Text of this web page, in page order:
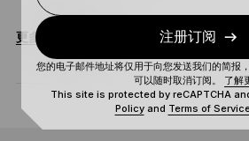
更多关于 安全性 注册订阅
您的电子邮件地址将仅用于向您发送我们的简报
可以随时取消订阅。 了解
This site is protected by reCAPTCHA
Policyand Terms of